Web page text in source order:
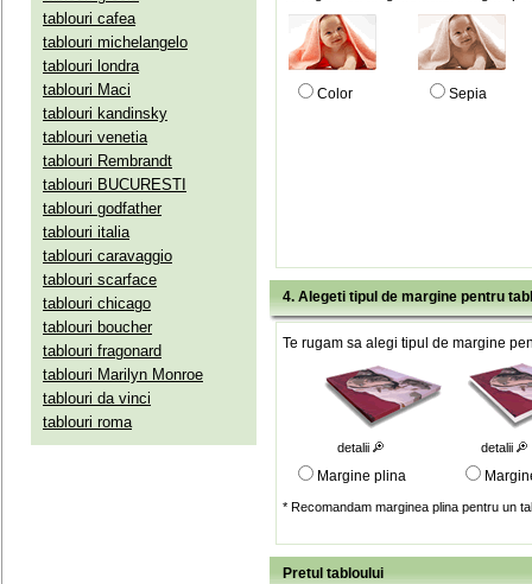
tablouri cafea
tablouri michelangelo
tablouri londra
tablouri Maci
tablouri kandinsky
tablouri venetia
tablouri Rembrandt
tablouri BUCURESTI
tablouri godfather
tablouri italia
tablouri caravaggio
tablouri scarface
tablouri chicago
tablouri boucher
tablouri fragonard
tablouri Marilyn Monroe
tablouri da vinci
tablouri roma
Color Sepia
4. Alegeti tipul de margine pentru
Te rugam sa alegi tipul de margine
detalii detalii
Margine plina
* Recomandam marginea plina pentru un
Pretul tabloului